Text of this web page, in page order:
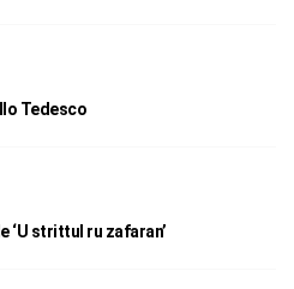
Tedesco
‘U strittul ru zafaran’